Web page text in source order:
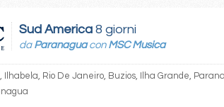
Sud America 8 giorni
da Paranaguacon MSC Musica
Ilhabela, Rio De Janeiro, Buzios, Ilha Grande,